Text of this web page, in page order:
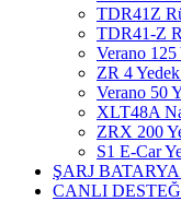
TDR41Z
TDR41-Z
Verano 125
ZR 4
Verano 50
XLT48A
ZRX 200
S1 E-Car
ŞARJ
CANLI